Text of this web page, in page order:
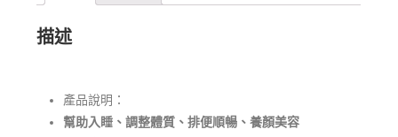
描述
產品說明：
幫助入睡、調整體質、排便順暢、養顏美容